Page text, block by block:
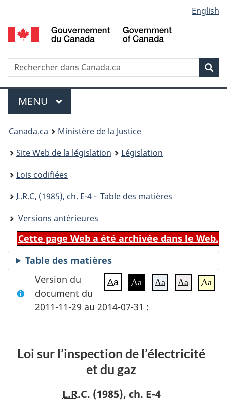
au
contenu
propos
de
la
HTML
simplifiée
selection
English
Recherche
Menu
MENU PRINCIPAL
You
are
here:
Canada.ca
Ministère de la Justice
Site Web de la législation
Législation
Lois codifiées
L.R.C. (1985), ch. E-4 - Table des matières
Versions antérieures
Cette page Web a été archivée dans le Web.
Table des matières
Aa Aa Aa Aa Aa
Version du
document du
2011-11-29 au 2014-07-31 :
Loi sur l’inspection de l’électricité
et du gaz
L.R.C. (1985), ch. E-4